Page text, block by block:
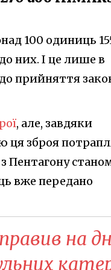
100 одиниць
них. І це лише в
прийняття
, але, завдяки
ця зброя
Пентагону
вже передано
на